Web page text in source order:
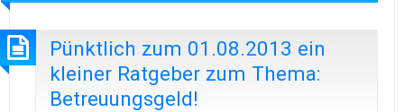
Pünktlich zum 01.08.2013 ein
kleiner Ratgeber zum Thema:
Betreuungsgeld!